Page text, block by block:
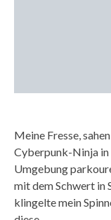
Meine Fresse,
Cyberpunk-Ninja
Umgebung
mit dem Schwert in
klingelte mein